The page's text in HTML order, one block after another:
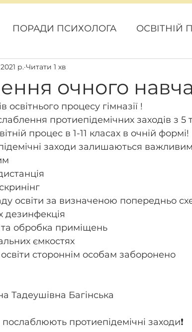
ПОРАДИ ПСИХОЛОГА ОСВІТНІЙ
КАРАНТИН
очного
р. Читати 1 хв
освітнього процесу гімназії !
протиепідемічних заходів з 5
процес в 1-11 класах в очній формі!
заходи залишаються
освіти за визначеною попередньо
дезинфекція
обробка приміщень
ємкостях
освіти стороннім особам заборонено
Тадеушівна Багінська
протиепідемічні заходи❗️